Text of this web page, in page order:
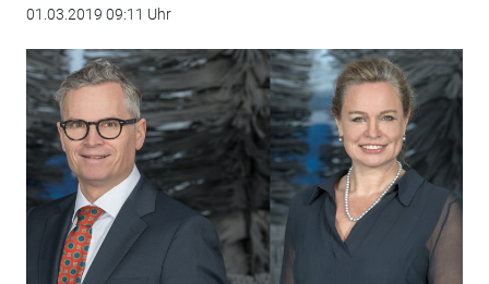
01.03.2019 09:11 Uhr